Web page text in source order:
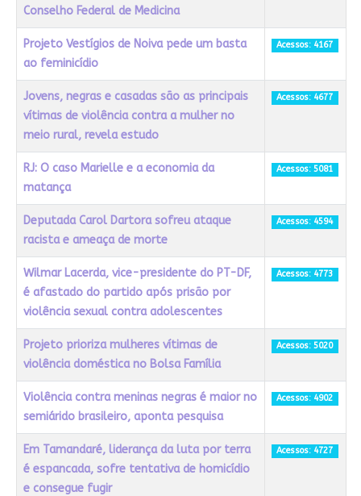
Conselho Federal de Medicina
Projeto Vestígios de Noiva pede um basta
ao feminicídio
Acessos: 4167
Jovens, negras e casadas são as principais
vítimas de violência contra a mulher no
meio rural, revela estudo
Acessos: 4677
RJ: O caso Marielle e a economia da
matança
Acessos: 5081
Deputada Carol Dartora sofreu ataque
racista e ameaça de morte
Acessos: 4594
Wilmar Lacerda, vice-presidente do PT-DF,
é afastado do partido após prisão por
violência sexual contra adolescentes
Acessos: 4773
Projeto prioriza mulheres vítimas de
violência doméstica no Bolsa Família
Acessos: 5020
Violência contra meninas negras é maior no
semiárido brasileiro, aponta pesquisa
Acessos: 4902
Em Tamandaré, liderança da luta por terra
é espancada, sofre tentativa de homicídio
e consegue fugir
Acessos: 4727